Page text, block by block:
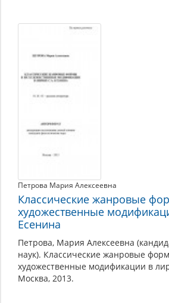
Петрова Мария Алексеевна
Классические жанровые
художественные
Есенина
Петрова, Мария Алексеевна
наук). Классические жанровые
художественные модификации в
Москва, 2013.